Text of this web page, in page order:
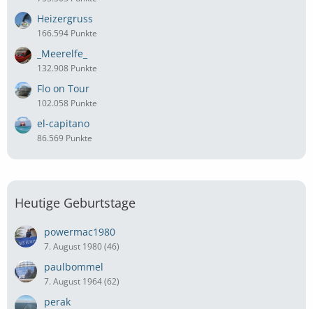
Heizergruss
166.594 Punkte
_Meerelfe_
132.908 Punkte
Flo on Tour
102.058 Punkte
el-capitano
86.569 Punkte
Heutige Geburtstage
powermac1980
7. August 1980 (46)
paulbommel
7. August 1964 (62)
perak